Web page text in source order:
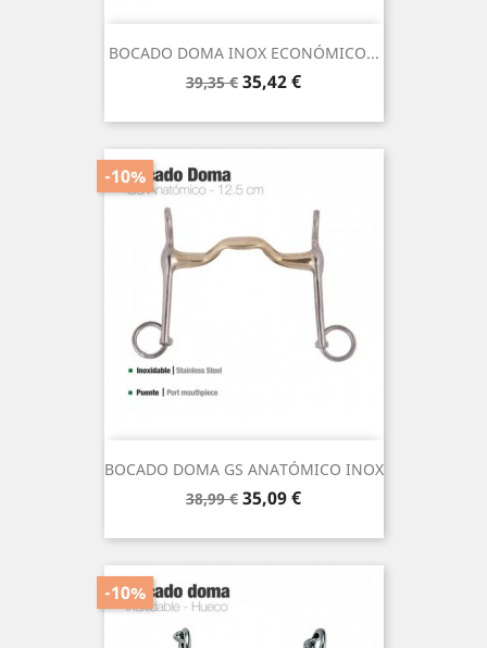
BOCADO DOMA INOX ECONÓMICO...
Precio
39,35 € Precio
35,42 €
BOCADO DOMA GS ANATÓMICO INOX
Precio
38,99 €
-10%
Precio
35,09 €
-10%